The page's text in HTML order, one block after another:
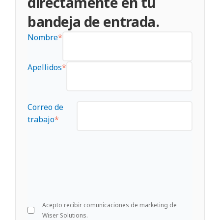
bandeja de entrada.
Nombre*
Apellidos*
Correo de
trabajo*
Acepto recibir comunicaciones de marketing de
Wiser Solutions.